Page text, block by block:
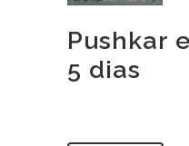
Pushkar
5 dias